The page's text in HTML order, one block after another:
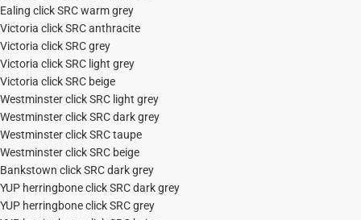
Ealing click SRC warm grey
Victoria click SRC anthracite
Victoria click SRC grey
Victoria click SRC light grey
Victoria click SRC beige
Westminster click SRC light grey
Westminster click SRC dark grey
Westminster click SRC taupe
Westminster click SRC beige
Bankstown click SRC dark grey
YUP herringbone click SRC dark grey
YUP herringbone click SRC grey